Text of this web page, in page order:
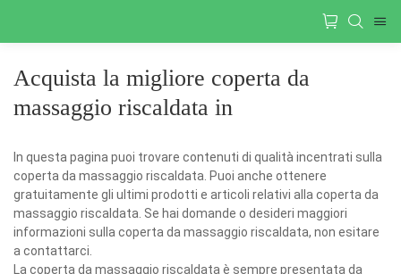
Acquista la migliore coperta da
massaggio riscaldata in
In questa pagina puoi trovare contenuti di qualità incentrati sulla
coperta da massaggio riscaldata. Puoi anche ottenere
gratuitamente gli ultimi prodotti e articoli relativi alla coperta da
massaggio riscaldata. Se hai domande o desideri maggiori
informazioni sulla coperta da massaggio riscaldata, non esitare
a contattarci.
La coperta da massaggio riscaldata è sempre presentata da